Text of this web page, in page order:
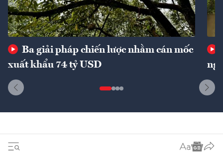
Ba giải pháp chiến lược nhằm cán mốc
xuất khẩu 74 tỷ USD